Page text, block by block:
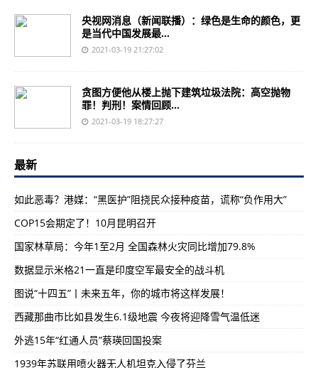
央视网消息（新闻联播）：绿色是生命的颜色，更
是当代中国发展最...
2021-03-19 21:27:02
贪图方便他从楼上抛下建筑垃圾法院：高空抛物
罪！判刑！案情回顾...
2021-03-19 18:27:27
最新
如此恶毒？港媒：“黑医护”阻挠民众接种疫苗，谎称“负作用大”
COP15会期定了！10月昆明召开
国家林草局：今年1至2月 全国森林火灾同比增加79.8%
数据显示米格21一直是印度空军最安全的战斗机
图说“十四五”丨未来五年，你的城市将这样发展！
西藏那曲市比如县发生6.1级地震 今夜将迎降雪气温低迷
外逃15年“红通人员”蔡瑛回国投案
1939年苏联用喷火器无人机坦克入侵了芬兰